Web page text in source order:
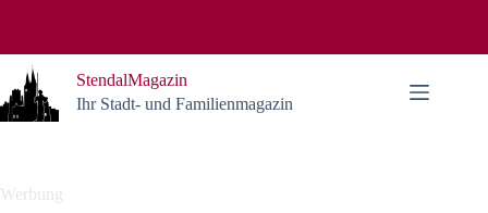
StendalMagazin
Ihr Stadt- und Familienmagazin
Werbung